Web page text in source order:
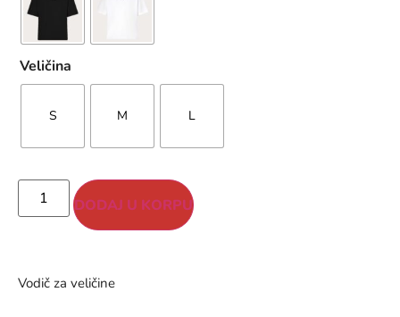
Veličina
S M L
DODAJ U KORPU
Vodič za veličine